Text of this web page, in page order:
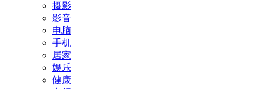
摄影
影音
电脑
手机
居家
娱乐
健康